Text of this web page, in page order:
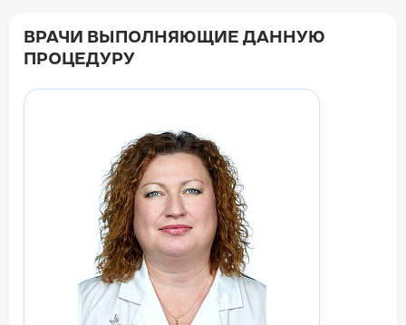
ВРАЧИ ВЫПОЛНЯЮЩИЕ ДАННУЮ
ПРОЦЕДУРУ